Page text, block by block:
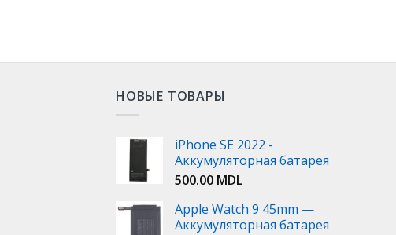
НОВЫЕ ТОВАРЫ
iPhone SE 2022 -
Аккумуляторная батарея
500.00 MDL
Apple Watch 9 45mm —
Аккумуляторная батарея